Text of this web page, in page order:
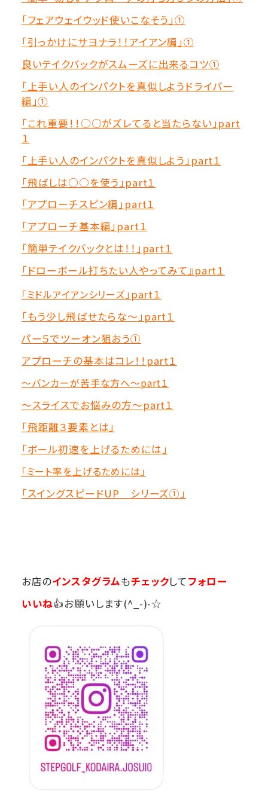
「フェアウェイウッド使いこなそう」①
「引っかけにサヨナラ！！アイアン編」①
良いテイクバックがスムーズに出来るコツ①
「上手い人のインパクトを真似しようドライバー
編」①
「これ重要！！○○がズレてると当たらない」part
１
「上手い人のインパクトを真似しよう」part１
「飛ばしは○○を使う」part１
「アプローチスピン編」part１
「アプローチ基本編」part１
「簡単テイクバックとは！！」part１
「ドローボール打ちたい人やってみて』part１
「ミドルアイアンシリーズ」part１
「もう少し飛ばせたらな～」part１
パー５でツーオン狙おう①
アプローチの基本はコレ！！part１
～バンカーが苦手な方へ～part１
～スライスでお悩みの方～part１
「飛距離３要素とは」
「ボール初速を上げるためには」
「ミート率を上げるためには」
「スイングスピードUP シリーズ①」
お店のインスタグラムもチェックしてフォロー
いいね👍お願いします(^_-)-☆